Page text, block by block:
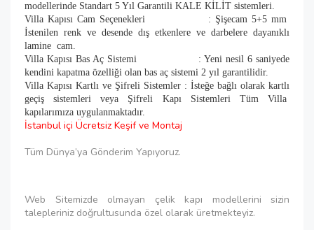
modellerinde Standart 5 Yıl Garantili KALE KİLİT sistemleri.
Villa Kapısı Cam Seçenekleri : Şişecam 5+5 mm
İstenilen renk ve desende dış etkenlere ve darbelere dayanıklı
lamine cam.
Villa Kapısı Bas Aç Sistemi : Yeni nesil 6 saniyede
kendini kapatma özelliği olan bas aç sistemi 2 yıl garantilidir.
Villa Kapısı Kartlı ve Şifreli Sistemler : İsteğe bağlı olarak kartlı
geçiş sistemleri veya Şifreli Kapı Sistemleri Tüm Villa
kapılarımıza uygulanmaktadır.
İstanbul içi Ücretsiz Keşif ve Montaj
Tüm Dünya’ya Gönderim Yapıyoruz.
Web Sitemizde olmayan çelik kapı modellerini sizin
talepleriniz doğrultusunda özel olarak üretmekteyiz.